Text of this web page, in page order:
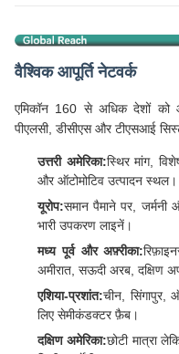
वैश्विक आपूर्ति नेटवर्क
एमिकॉन 160 से अधिक देशों को
पीएलसी, डीसीएस और टीएसआई
उत्तरी अमेरिका:स्थिर मांग,
और ऑटोमोटिव उत्पादन स्थल।
यूरोप:समान पैमाने पर,
भारी उपकरण लाइनें।
मध्य पूर्व और अफ़्रीका:
अमीरात, सऊदी अरब, दक्षिण
एशिया-प्रशांत:चीन, सिंगापुर,
लिए सेमीकंडक्टर फ़ैब।
दक्षिण अमेरिका:छोटी मात्रा